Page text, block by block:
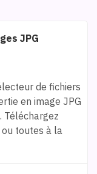
JPG
de fichiers
en image JPG
Téléchargez
toutes à la